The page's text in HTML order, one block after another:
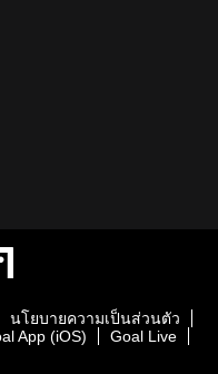
นโยบายความเป็นส่วนตัว
App (iOS) Goal Live